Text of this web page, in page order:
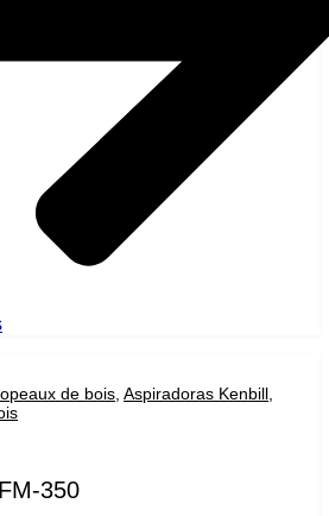
de bois Aspiradoras Kenbill
350